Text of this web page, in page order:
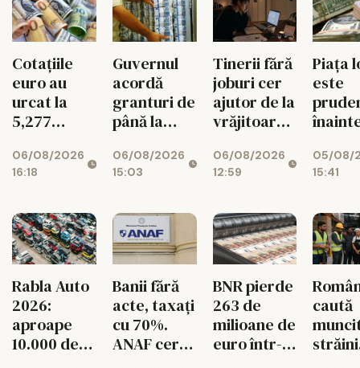
Cotațiile
euro au
urcat la
5,277
06/08/2026
16:18
Guvernul
acordă
granturi de
până la
euro
pentru
diaspora
06/08/2026
15:03
Tinerii fără
joburi cer
ajutor de la
vrăjitoare
06/08/2026
12:59
Piața
este
05/08/
15:41
Rabla Auto
2026:
aproape
10.000 de
Banii fără
acte, taxați
cu 70%.
ANAF cere
BNR pierde
263 de
milioane de
euro într-o
caută
străini